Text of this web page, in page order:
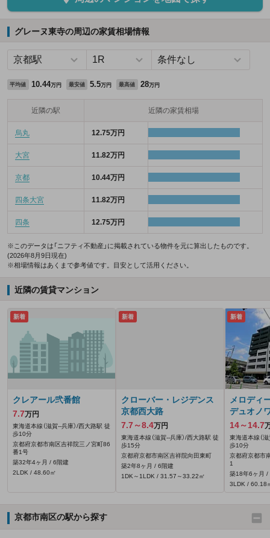
グレーヌ東寺の周辺の家賃相場情報
平均値 10.44万円 最安値 5.5万円 最高値 28万円
近隣の駅 近隣の家賃相場
烏丸 12.75万円
大宮 11.82万円
京都 10.44万円
四条大宮 11.82万円
四条 12.75万円
※このデータは「ニフティ不動産」に掲載されている物件を元に算出したものです。
(2026年8月9日現在)
※相場情報はあくまで参考値です。目安として活用ください。
近隣の賃貸マンション
新着
クレアール弐番館
7.7万円
東海道本線（滋賀--兵庫）/西大路駅 徒
歩10分
京都府京都市南区吉祥院三ノ宮町86
番1号
築32年4ヶ月 / 6階建
2LDK / 48.60㎡
新着
クローバー・レジデンス
京都西大路
7.7～8.4万円
東海道本線（滋賀--兵庫）/西大路駅 徒
歩15分
京都府京都市南区吉祥院向田東町
築2年8ヶ月 / 6階建
1DK～1LDK / 31.57～33.22㎡
新着
メロディ
デュオノ
14～14.7
東海道本線（
歩10分
京都府京都市
1
築18年6ヶ月 /
3LDK / 60.18
京都市南区の駅から探す